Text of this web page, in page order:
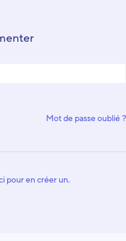
Mot de passe oublié ?
pour en créer un.